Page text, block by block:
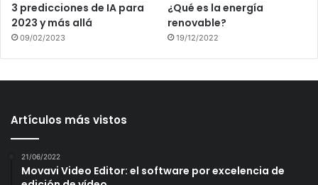
3 predicciones de IA para
2023 y más allá
09/02/2023
¿Qué es la energía
renovable?
19/12/2022
Artículos más vistos
21/06/2022
Movavi Video Editor: el software por excelencia de